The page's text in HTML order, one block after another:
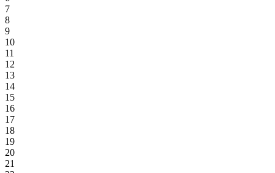
7
8
9
10
11
12
13
14
15
16
17
18
19
20
21